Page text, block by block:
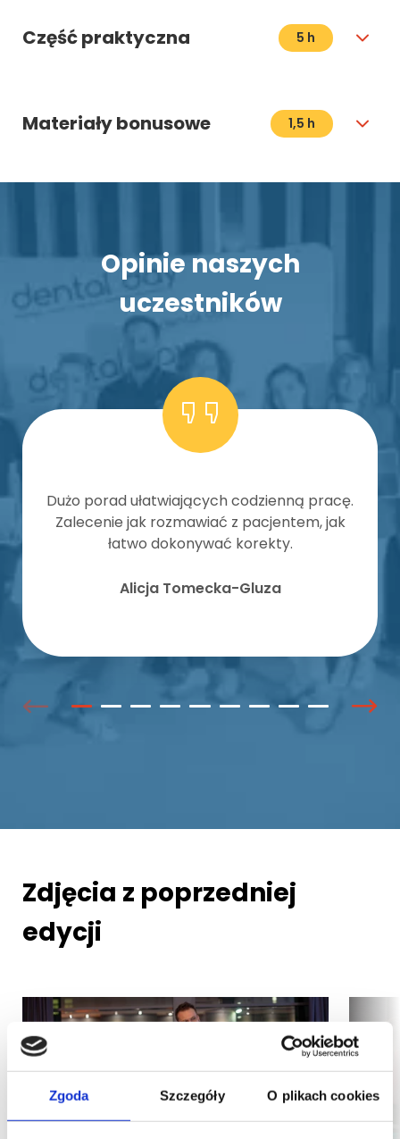
Zgoda Szczegóły O plikach cookies
Część praktyczna 5 h
Materiały bonusowe 1,5 h
Opinie naszych
uczestników
Dużo porad ułatwiających codzienną pracę.
Zalecenie jak rozmawiać z pacjentem, jak
łatwo dokonywać korekty.
Alicja Tomecka-Gluza
Zdjęcia z poprzedniej
edycji